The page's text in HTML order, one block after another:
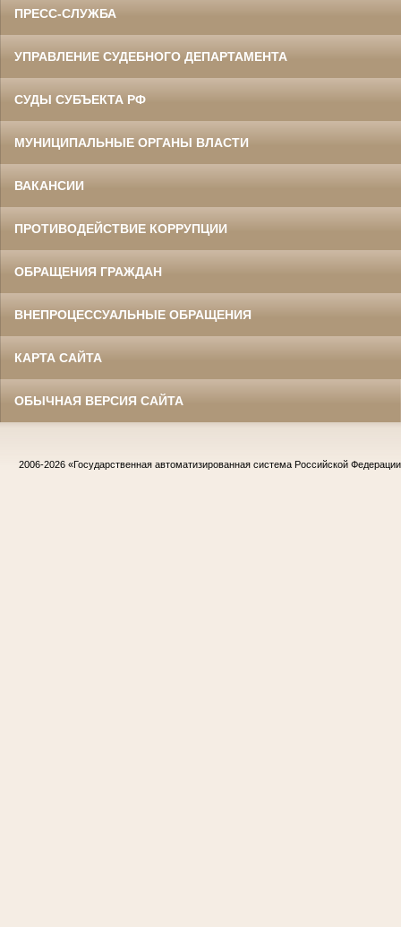
ПРЕСС-СЛУЖБА
УПРАВЛЕНИЕ СУДЕБНОГО ДЕПАРТАМЕНТА
СУДЫ СУБЪЕКТА РФ
МУНИЦИПАЛЬНЫЕ ОРГАНЫ ВЛАСТИ
ВАКАНСИИ
ПРОТИВОДЕЙСТВИЕ КОРРУПЦИИ
ОБРАЩЕНИЯ ГРАЖДАН
ВНЕПРОЦЕССУАЛЬНЫЕ ОБРАЩЕНИЯ
КАРТА САЙТА
ОБЫЧНАЯ ВЕРСИЯ САЙТА
2006-2026 «Государственная автоматизированная система Российской